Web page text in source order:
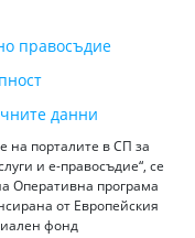
правосъдие
данни
на порталите в СП за
и е-правосъдие“, се
Оперативна програма
от Европейския
фонд